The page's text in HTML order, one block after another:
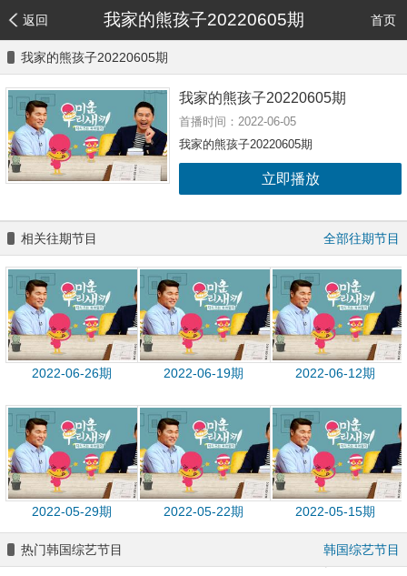
返回 我家的熊孩子20220605期 首页
我家的熊孩子20220605期
我家的熊孩子20220605期
首播时间：2022-06-05
我家的熊孩子20220605期
立即播放
相关往期节目 全部往期节目
2022-06-26期 2022-06-19期 2022-06-12期
2022-05-29期 2022-05-22期 2022-05-15期
热门韩国综艺节目 韩国综艺节目